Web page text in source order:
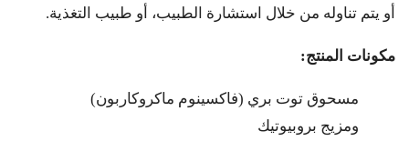
أو يتم تناوله من خلال استشارة الطبيب، أو طبيب التغذية.
مكونات المنتج:
مسحوق توت بري (فاكسينوم ماكروكاربون)
ومزيج بروبيوتيك